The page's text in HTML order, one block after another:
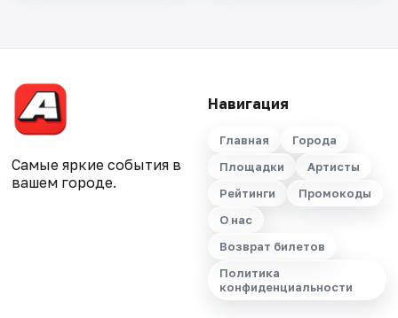
Самые яркие события в
вашем городе.
Навигация
Главная
Города
Площадки
Артисты
Рейтинги
Промокоды
О нас
Возврат билетов
Политика
конфиденциальности